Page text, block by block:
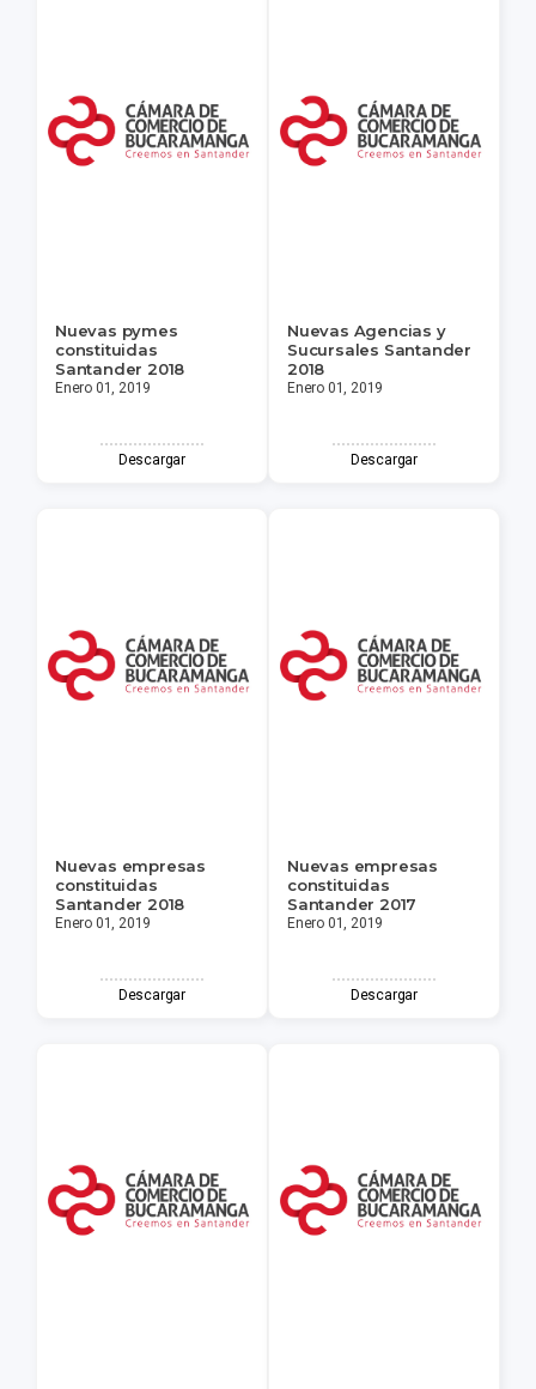
Nuevas pymes
constituidas
Santander 2018
Enero 01, 2019
Descargar
Nuevas Agencias y
Sucursales Santander
2018
Enero 01, 2019
Descargar
Nuevas empresas
constituidas
Santander 2018
Enero 01, 2019
Descargar
Nuevas empresas
constituidas
Santander 2017
Enero 01, 2019
Descargar